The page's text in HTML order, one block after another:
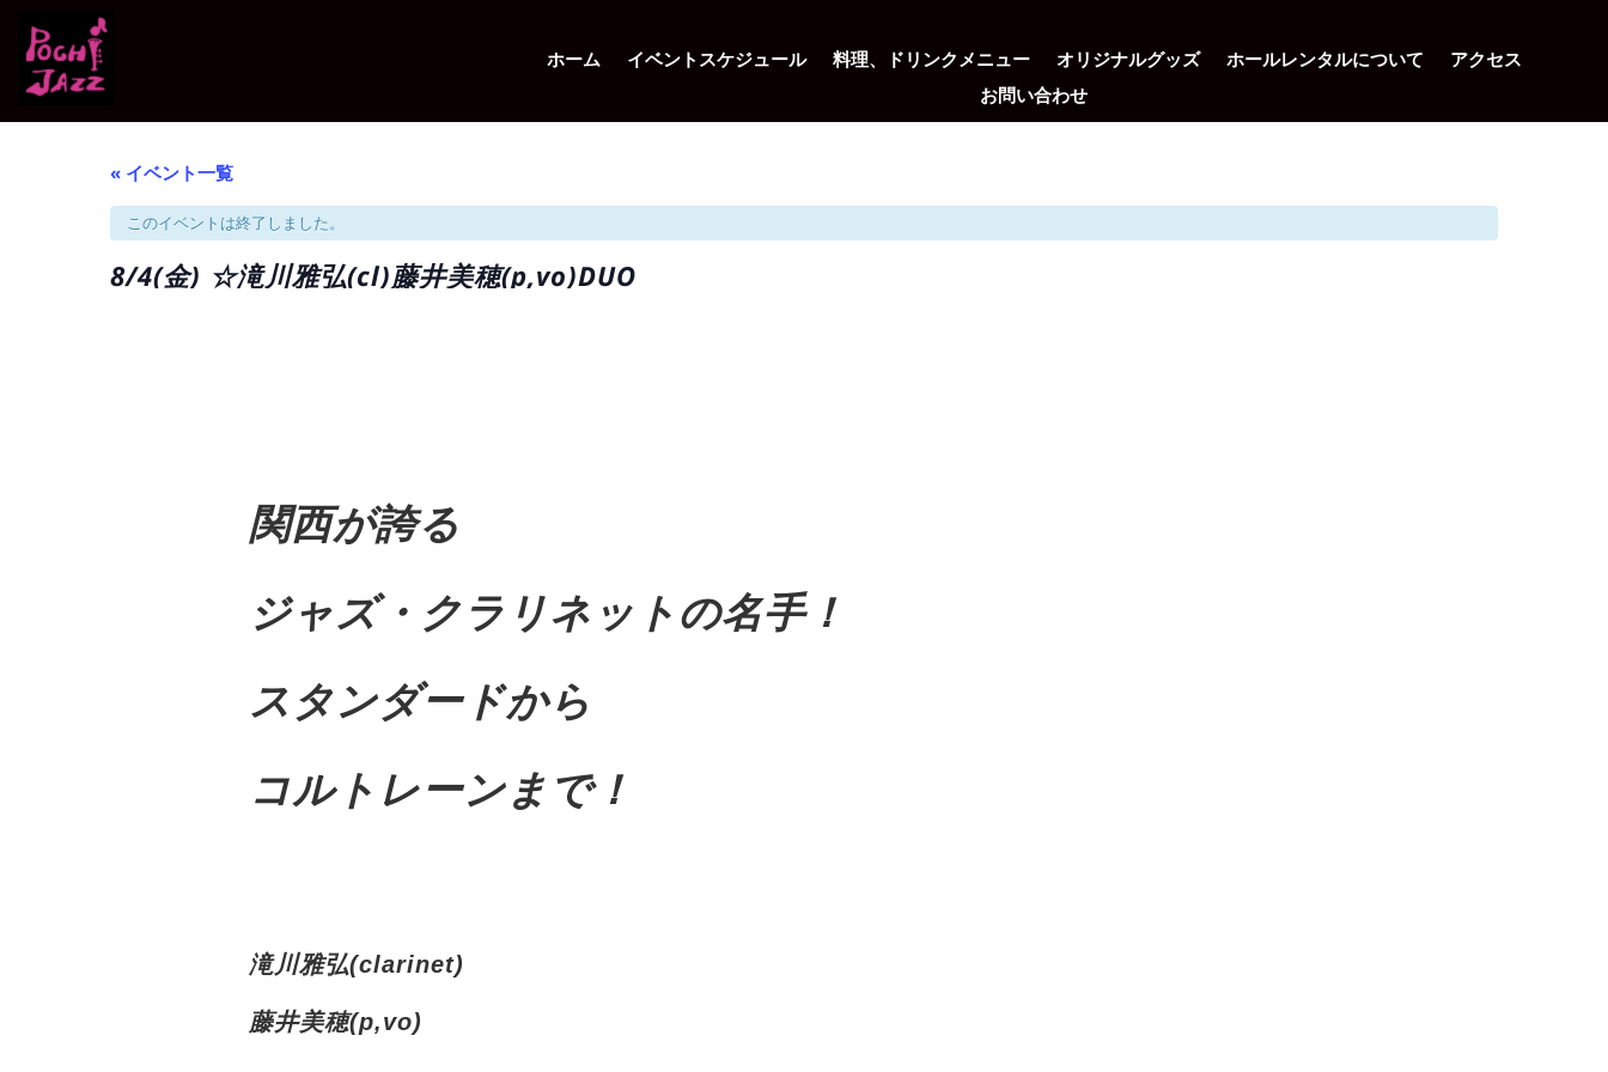
ホーム イベントスケジュール 料理、ドリンクメニュー オリジナルグッズ ホールレンタルについて
アクセス
お問い合わせ
« イベント一覧
このイベントは終了しました。
8/4(金) ☆滝川雅弘(cl)藤井美穂(p,vo)DUO
関西が誇る
ジャズ・クラリネットの名手！
スタンダードから
コルトレーンまで！
滝川雅弘(clarinet)
藤井美穂(p,vo)